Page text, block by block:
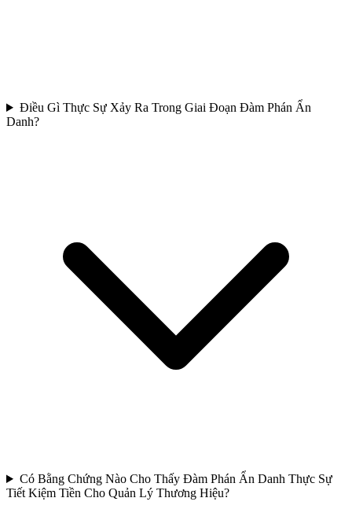
Điều Gì Thực Sự Xảy Ra Trong Giai Đoạn Đàm Phán Ẩn
Danh?
Có Bằng Chứng Nào Cho Thấy Đàm Phán Ẩn Danh Thực Sự
Tiết Kiệm Tiền Cho Quản Lý Thương Hiệu?